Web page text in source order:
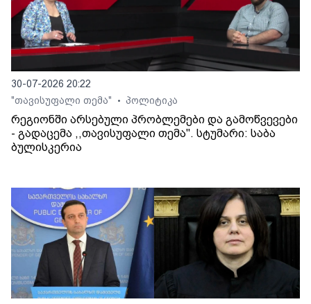
30-07-2026 20:22
"თავისუფალი თემა"
• პოლიტიკა
რეგიონში არსებული პრობლემები და გამოწვევები
- გადაცემა ,,თავისუფალი თემა". სტუმარი: საბა
ბულისკერია